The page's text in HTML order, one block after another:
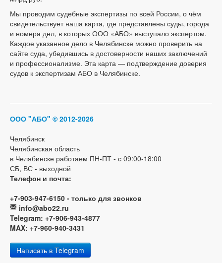
Мы проводим судебные экспертизы по всей России, о чём
свидетельствует наша карта, где представлены суды, города
и номера дел, в которых ООО «АБО» выступало экспертом.
Каждое указанное дело в Челябинске можно проверить на
сайте суда, убедившись в достоверности наших заключений
и профессионализме. Эта карта — подтверждение доверия
судов к экспертизам АБО в Челябинске.
ООО "АБО" © 2012-2026
Челябинск
Челябинская область
в Челябинске работаем ПН-ПТ - с 09:00-18:00
СБ, ВС - выходной
Телефон и почта:
+7-903-947-6150 - только для звонков
info@abo22.ru
Telegram: +7-906-943-4877
MAX: +7-960-940-3431
Написать в Telegram